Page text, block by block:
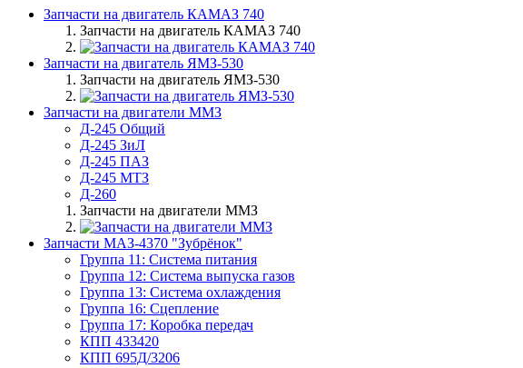
Запчасти на двигатель КАМАЗ 740
Запчасти на двигатель КАМАЗ 740
Запчасти на двигатель ЯМЗ-530
Запчасти на двигатель ЯМЗ-530
Запчасти на двигатели ММЗ
Д-245 Общий
Д-245 ЗиЛ
Д-245 ПАЗ
Д-245 МТЗ
Д-260
Запчасти на двигатели ММЗ
Запчасти МАЗ-4370 "Зубрёнок"
Группа 11: Система питания
Группа 12: Система выпуска газов
Группа 13: Система охлаждения
Группа 16: Сцепление
Группа 17: Коробка передач
КПП 433420
КПП 695Д/3206